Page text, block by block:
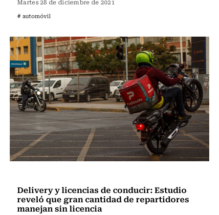
Martes 28 de diciembre de 2021
# automóvil
Delivery y licencias de conducir: Estudio
reveló que gran cantidad de repartidores
manejan sin licencia